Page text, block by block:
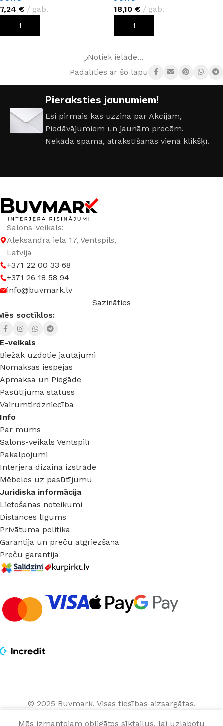
7,24 € gab.
PIEVIENOT GROZAM
18,10 € gab.
PIEVIENOT GROZAM
Notiek ielāde...
Padalīties ar šo lapu:
Pieraksties jaunumiem!
Esi pirmais kas uzzina par Akcijām,
Piedāvājumiem un jaunām precēm.
Nekāda spama, atrakstīšanās vienā klikšķī.
Salons-veikals:
Aleksandra iela 17, Ventspils,
Latvija
+371 22 00 33 68
+371 26 18 58 94
info@buvmark.lv
Sazināties
soctīklos:
E-veikals
Biežāk uzdotie jautājumi
Nomaksas iespējas
Apmaksa un Piegāde
Pasūtījuma statuss
Vairumtirdzniecība
Info
Par mums
Salons-veikals Ventspilī
Pakalpojumi
Interjera dizaina izstrāde
Mēbeles uz pasūtījumu
Juridiska informācija
Lietošanas noteikumi
Distances līgums
Privātuma politika
Garantija un preču atgriezšana
Preču garantija
© 2025 Buvmark. Visas tiesības aizsargātas.
Mēs izmantojam obligātos sīkfailus, lai uzlabotu